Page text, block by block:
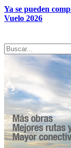
Ya se pueden
Vuelo 2026
Search
for: